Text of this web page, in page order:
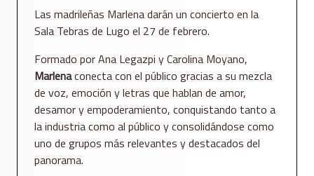
Las madrileñas Marlena darán un concierto en la
Sala Tebras de Lugo el 27 de febrero.
Formado por Ana Legazpi y Carolina Moyano,
Marlenaconecta con el público gracias a su mezcla
de voz, emoción y letras que hablan de amor,
desamor y empoderamiento, conquistando tanto a
la industria como al público y consolidándose como
uno de grupos más relevantes y destacados del
panorama.